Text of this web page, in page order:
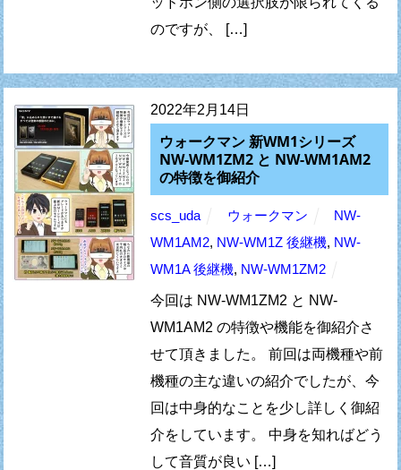
のですが、 […]
2022年2月14日
ウォークマン 新WM1シリーズ
NW-WM1ZM2 と NW-WM1AM2
の特徴を御紹介
scs_uda ウォークマン
NW-
WM1AM2, NW-WM1Z 後継機, NW-
WM1A 後継機, NW-WM1ZM2
今回は NW-WM1ZM2 と NW-
WM1AM2 の特徴や機能を御紹介さ
せて頂きました。 前回は両機種や前
機種の主な違いの紹介でしたが、今
回は中身的なことを少し詳しく御紹
介をしています。 中身を知ればどう
して音質が良い […]